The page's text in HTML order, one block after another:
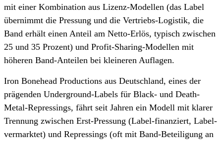
mit einer Kombination aus Lizenz-Modellen (das Label
übernimmt die Pressung und die Vertriebs-Logistik, die
Band erhält einen Anteil am Netto-Erlös, typisch zwischen
25 und 35 Prozent) und Profit-Sharing-Modellen mit
höheren Band-Anteilen bei kleineren Auflagen.
Iron Bonehead Productions aus Deutschland, eines der
prägenden Underground-Labels für Black- und Death-
Metal-Repressings, fährt seit Jahren ein Modell mit klarer
Trennung zwischen Erst-Pressung (Label-finanziert, Label-
vermarktet) und Repressings (oft mit Band-Beteiligung an